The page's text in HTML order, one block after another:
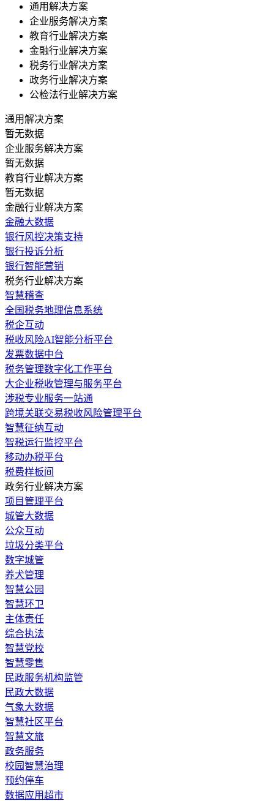
通用解决方案
企业服务解决方案
教育行业解决方案
金融行业解决方案
税务行业解决方案
政务行业解决方案
公检法行业解决方案
通用解决方案
暂无数据
企业服务解决方案
暂无数据
教育行业解决方案
暂无数据
金融行业解决方案
金融大数据
银行风控决策支持
银行投诉分析
银行智能营销
税务行业解决方案
智慧稽查
全国税务地理信息系统
税企互动
税收风险AI智能分析平台
发票数据中台
税务管理数字化工作平台
大企业税收管理与服务平台
涉税专业服务一站通
跨境关联交易税收风险管理平台
智慧征纳互动
智税运行监控平台
移动办税平台
税费样板间
政务行业解决方案
​项目管理平台
城管大数据
公众互动
垃圾分类平台
数字城管
养犬管理
智慧公园
智慧环卫
主体责任
综合执法
智慧党校
智慧零售
民政服务机构监管
民政大数据
气象大数据
智慧社区平台
智慧文旅
政务服务
校园智慧治理
预约停车
数据应用超市